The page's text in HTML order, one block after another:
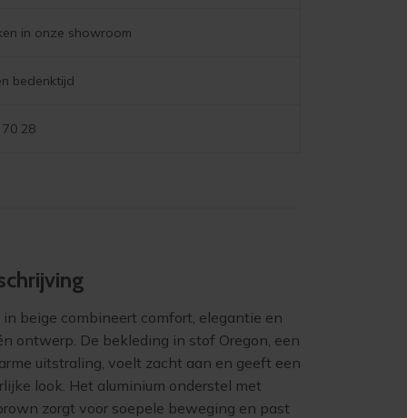
in onze showroom
bedenktijd
28
in beige combineert comfort, elegantie en
ontwerp. De bekleding in stof Oregon, een
uitstraling, voelt zacht aan en geeft een
look. Het aluminium onderstel met
zorgt voor soepele beweging en past